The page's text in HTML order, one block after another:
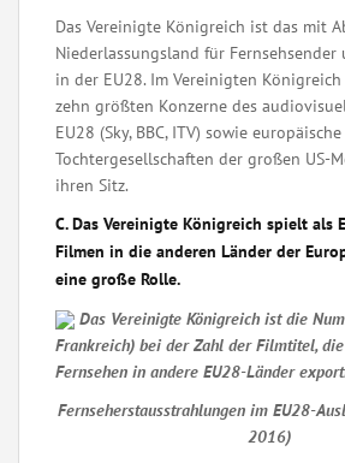
Das Vereinigte Königreich ist das mit
Niederlassungsland für
in der EU28. Im Vereinigten
zehn größten Konzerne des
EU28 (Sky, BBC, ITV) sowie europäische
Tochtergesellschaften der großen US-
ihren Sitz.
C. Das Vereinigte Königreich spielt als
Filmen in die anderen Länder der
eine große Rolle.
Das Vereinigte Königreich ist die
Frankreich) bei der Zahl der Filmtitel,
Fernsehen in andere EU28-Länder
Fernseherstausstrahlungen im EU28-
2016)